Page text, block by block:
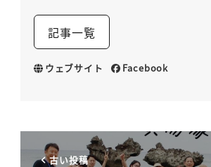
記事一覧
ウェブサイト Facebook
古い投稿